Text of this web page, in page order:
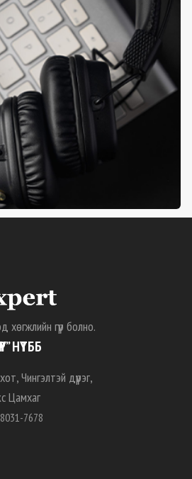
хөгжлийн гүүр болно.
НҮТББ
Чингэлтэй дүүрэг,
Цамхаг
7678